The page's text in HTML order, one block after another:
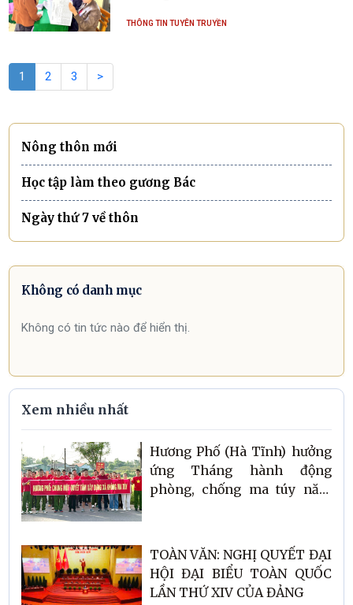
THÔNG TIN TUYÊN TRUYỀN
1 2 3 >
Nông thôn mới
Học tập làm theo gương Bác
Ngày thứ 7 về thôn
Không có danh mục
Không có tin tức nào để hiển thị.
Xem nhiều nhất
Hương Phố (Hà Tĩnh) hưởng
ứng Tháng hành động
phòng, chống ma túy năm
TOÀN VĂN: NGHỊ QUYẾT ĐẠI
HỘI ĐẠI BIỂU TOÀN QUỐC
LẦN THỨ XIV CỦA ĐẢNG